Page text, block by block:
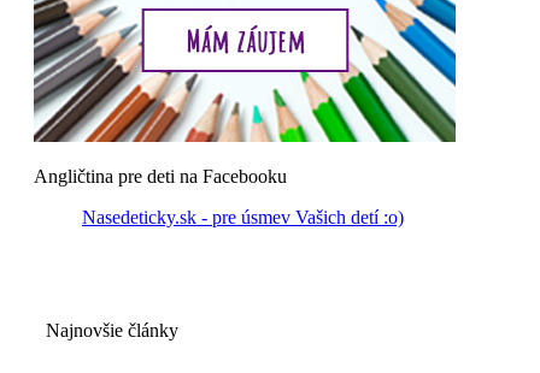
Angličtina pre deti na Facebooku
Nasedeticky.sk - pre úsmev Vašich detí :o)
Najnovšie články